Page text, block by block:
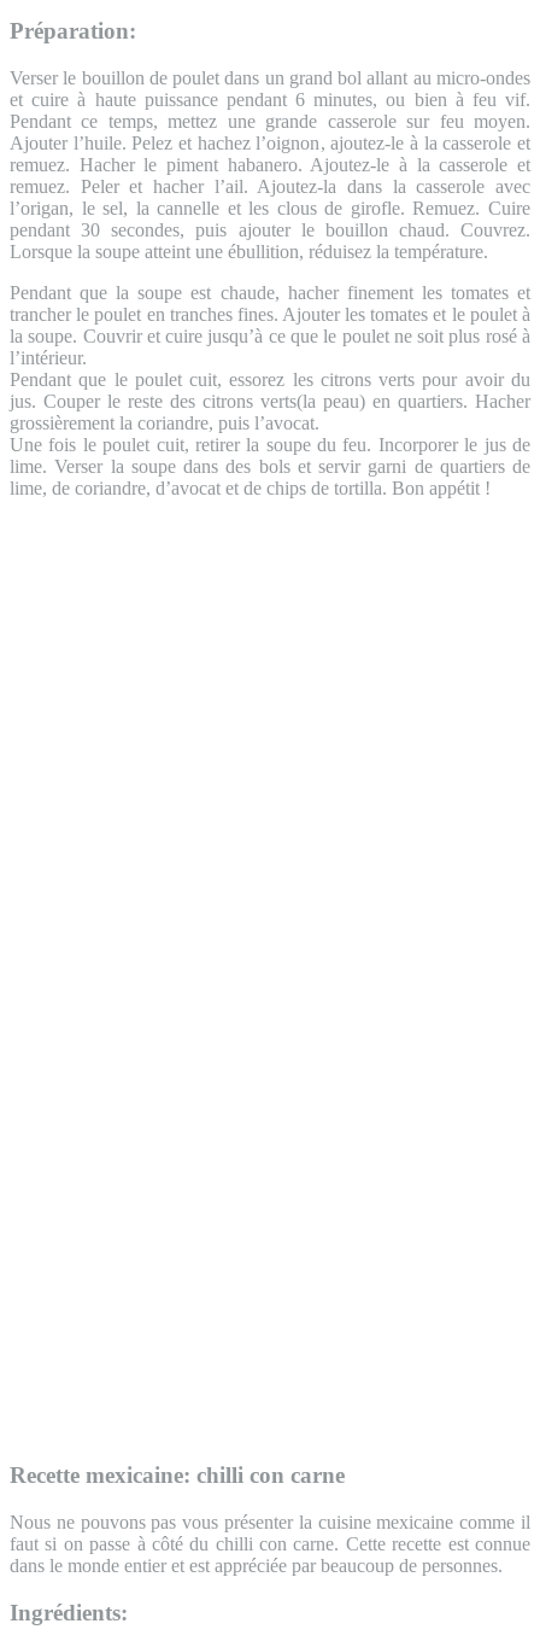
Préparation:
Verser le bouillon de poulet dans un grand bol allant au micro-ondes
et cuire à haute puissance pendant 6 minutes, ou bien à feu vif.
Pendant ce temps, mettez une grande casserole sur feu moyen.
Ajouter l’huile. Pelez et hachez l’oignon, ajoutez-le à la casserole et
remuez. Hacher le piment habanero. Ajoutez-le à la casserole et
remuez. Peler et hacher l’ail. Ajoutez-la dans la casserole avec
l’origan, le sel, la cannelle et les clous de girofle. Remuez. Cuire
pendant 30 secondes, puis ajouter le bouillon chaud. Couvrez.
Lorsque la soupe atteint une ébullition, réduisez la température.
Pendant que la soupe est chaude, hacher finement les tomates et
trancher le poulet en tranches fines. Ajouter les tomates et le poulet à
la soupe. Couvrir et cuire jusqu’à ce que le poulet ne soit plus rosé à
l’intérieur.
Pendant que le poulet cuit, essorez les citrons verts pour avoir du
jus. Couper le reste des citrons verts(la peau) en quartiers. Hacher
grossièrement la coriandre, puis l’avocat.
Une fois le poulet cuit, retirer la soupe du feu. Incorporer le jus de
lime. Verser la soupe dans des bols et servir garni de quartiers de
lime, de coriandre, d’avocat et de chips de tortilla. Bon appétit !
Recette mexicaine: chilli con carne
Nous ne pouvons pas vous présenter la cuisine mexicaine comme il
faut si on passe à côté du chilli con carne. Cette recette est connue
dans le monde entier et est appréciée par beaucoup de personnes.
Ingrédients: